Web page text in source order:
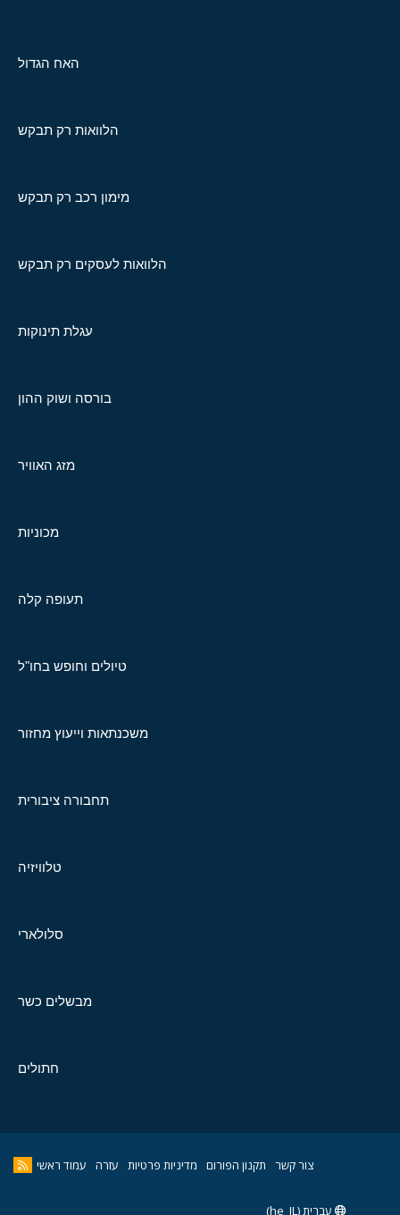
האח הגדול
הלוואות רק תבקש
מימון רכב רק תבקש
הלוואות לעסקים רק תבקש
עגלת תינוקות
בורסה ושוק ההון
מזג האוויר
מכוניות
תעופה קלה
טיולים וחופש בחו"ל
משכנתאות וייעוץ מחזור
תחבורה ציבורית
טלוויזיה
סלולארי
מבשלים כשר
חתולים
צור קשר תקנון הפורום מדיניות פרטיות עזרה עמוד ראשי
עברית (he_IL)